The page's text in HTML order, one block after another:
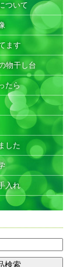
ついて
ます
物干し台
たら
した
入れ